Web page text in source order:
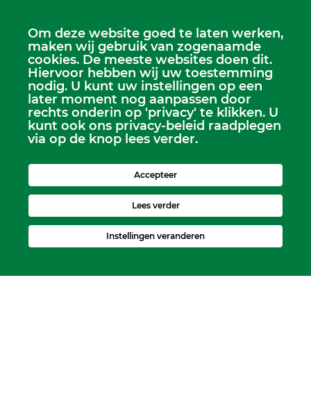
Scriba
Dhr. Leen Kruithof
scriba@kerkheerjansdam.nl
Om deze website goed te laten werken,
maken wij gebruik van zogenaamde
cookies. De meeste websites doen dit.
Hiervoor hebben wij uw toestemming
nodig. U kunt uw instellingen op een
later moment nog aanpassen door
rechts onderin op 'privacy' te klikken. U
kunt ook ons privacy-beleid raadplegen
via op de knop lees verder.
Accepteer
Lees verder
Instellingen veranderen